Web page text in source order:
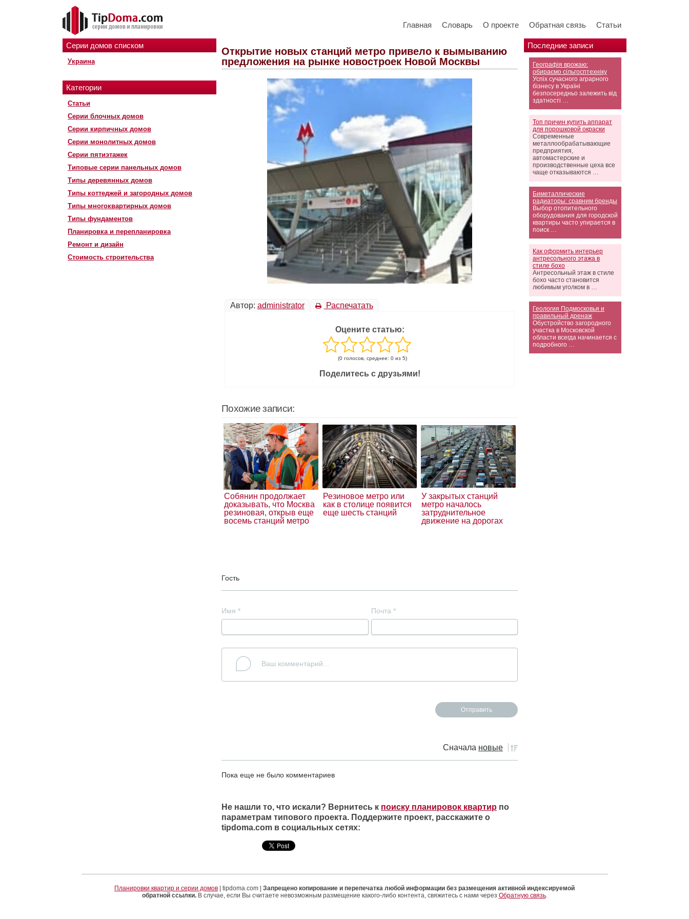
Главная Словарь О проекте Обратная связь Статьи
Серии домов списком
Украина
Категории
Статьи
Серии блочных домов
Серии кирпичных домов
Серии монолитных домов
Серии пятиэтажек
Типовые серии панельных домов
Типы деревянных домов
Типы коттеджей и загородных домов
Типы многоквартирных домов
Типы фундаментов
Планировка и перепланировка
Ремонт и дизайн
Стоимость строительства
Последние записи
Географія врожаю:
обираємо сільгосптехніку
Успіх сучасного аграрного
бізнесу в Україні
безпосередньо залежить від
здатності …
Топ причин купить аппарат
для порошковой окраски
Современные
металлообрабатывающие
предприятия,
автомастерские и
производственные цеха все
чаще отказываются …
Биметаллические
радиаторы: сравним бренды
Выбор отопительного
оборудования для городской
квартиры часто упирается в
поиск …
Как оформить интерьер
антресольного этажа в
стиле бохо
Антресольный этаж в стиле
бохо часто становится
любимым уголком в …
Геология Подмосковья и
правильный дренаж
Обустройство загородного
участка в Московской
области всегда начинается с
подробного …
Открытие новых станций метро привело к вымыванию
предложения на рынке новостроек Новой Москвы
Автор: administrator Распечатать
Оцените статью:
(0 голосов, среднее: 0 из 5)
Поделитесь с друзьями!
Похожие записи:
Собянин продолжает
доказывать, что Москва
резиновая, открыв еще
восемь станций метро
Резиновое метро или
как в столице появится
еще шесть станций
У закрытых станций
метро началось
затруднительное
движение на дорогах
Гость
Имя * Почта *
Сначала новые
Пока еще не было комментариев
Не нашли то, что искали? Вернитесь к поиску планировок квартир по
параметрам типового проекта. Поддержите проект, расскажите о
tipdoma.com в социальных сетях:
Планировки квартир и серии домов | tipdoma.com | Запрещено копирование и перепечатка любой информации без размещения активной индексируемой
обратной ссылки.В случае, если Вы считаете невозможным размещение какого-либо контента, свяжитесь с нами через Обратную связь.